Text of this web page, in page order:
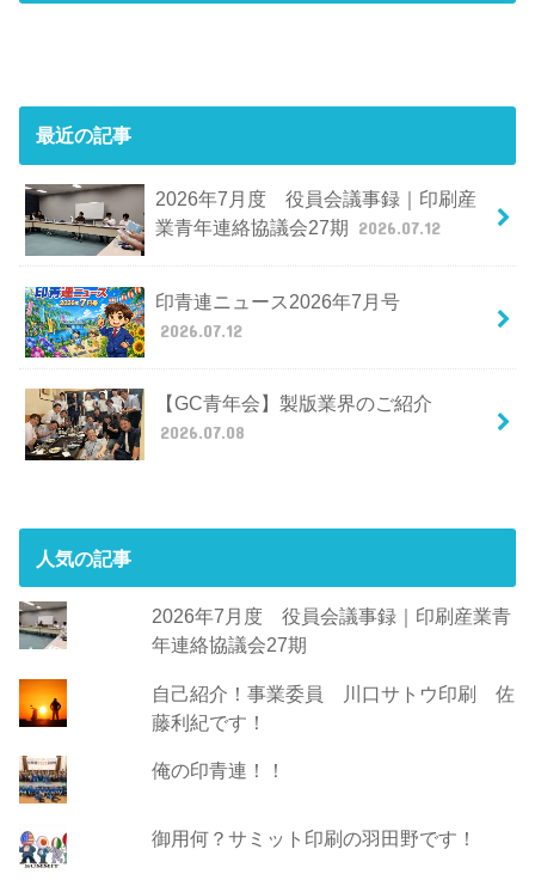
最近の記事
2026年7月度 役員会議事録｜印刷産
業青年連絡協議会27期 2026.07.12
印青連ニュース2026年7月号
2026.07.12
【GC青年会】製版業界のご紹介
2026.07.08
人気の記事
2026年7月度 役員会議事録｜印刷産業青
年連絡協議会27期
自己紹介！事業委員 川口サトウ印刷 佐
藤利紀です！
俺の印青連！！
御用何？サミット印刷の羽田野です！